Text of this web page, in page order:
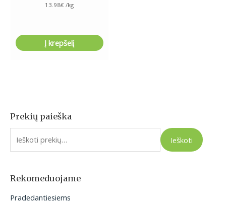
Prekių paieška
I
e
o
Ieškoti
Rekomeduojame
Pradedantiesiems
13.98€ /kg
Į krepšelį